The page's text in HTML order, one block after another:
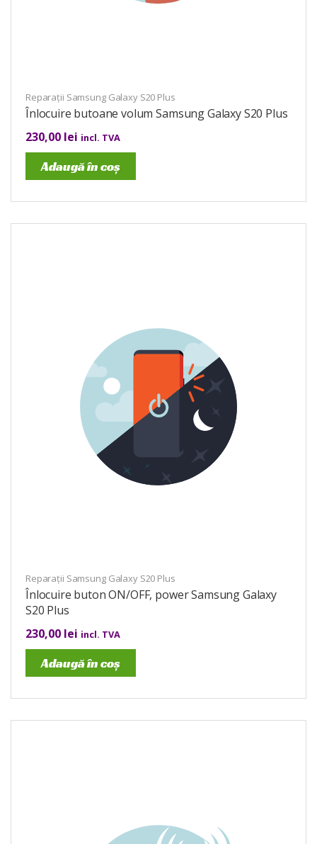
Reparații Samsung Galaxy S20 Plus
Înlocuire butoane volum Samsung Galaxy S20 Plus
230,00 lei incl. TVA
Adaugă în coș
Reparații Samsung Galaxy S20 Plus
Înlocuire buton ON/OFF, power Samsung Galaxy
S20 Plus
230,00 lei incl. TVA
Adaugă în coș